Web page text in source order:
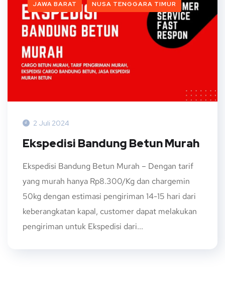
JAWA BARAT NUSA TENGGARA TIMUR
2 Juli 2024
Ekspedisi Bandung Betun Murah
Ekspedisi Bandung Betun Murah – Dengan tarif
yang murah hanya Rp8.300/Kg dan chargemin
50kg dengan estimasi pengiriman 14-15 hari dari
keberangkatan kapal, customer dapat melakukan
pengiriman untuk Ekspedisi dari...